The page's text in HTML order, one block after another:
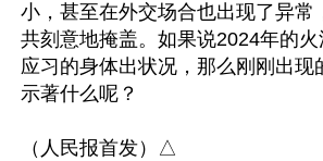
小，甚至在外交场合也出现了异常
共刻意地掩盖。如果说2024年的
应习的身体出状况，那么刚刚出现
示著什么呢？